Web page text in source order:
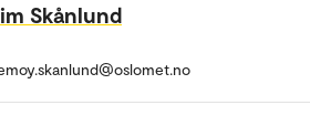
Skånlund